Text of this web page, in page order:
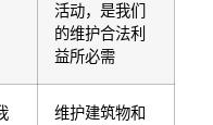
活动，是我们
的维护合法利
益所必需
维护建筑物和